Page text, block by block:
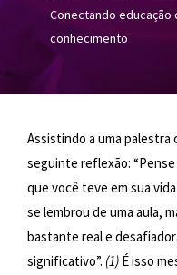
Conectando
conhecimento
Assistindo a uma palestra
seguinte reflexão:
que você teve em sua
se lembrou de uma aula,
bastante real e
significativo”. (1) É isso